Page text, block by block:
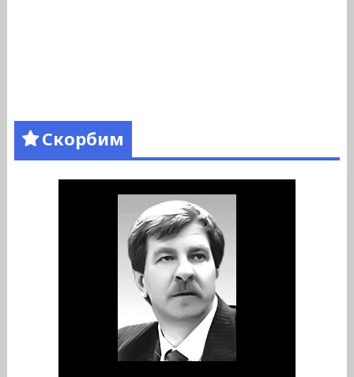
Скорбим